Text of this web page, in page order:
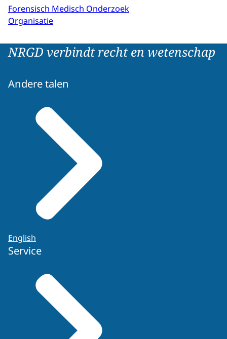
Forensisch Medisch Onderzoek
Organisatie
NRGD verbindt recht en wetenschap
Andere talen
English
Service